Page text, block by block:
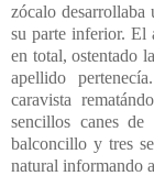
zócalo desarrollaba
su parte inferior. El
en total, ostentado
apellido
caravista
sencillos canes
balconcillo y tres
natural informando